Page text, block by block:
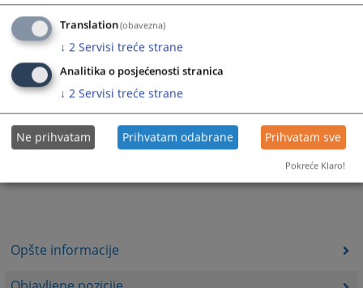
Opšte informacije
Translation(obavezna)
↓ 2 Servisi treće strane
Analitika o posjećenosti stranica
↓ 2 Servisi treće strane
Ne prihvatam Prihvatam odabrane Prihvatam sve
Pokreće Klaro!